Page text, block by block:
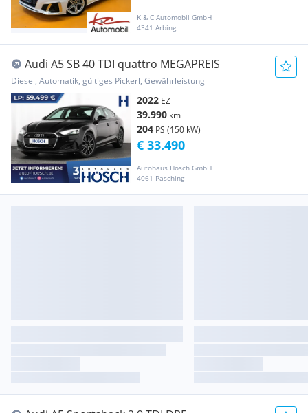
K & C Automobil GmbH
4341 Arbing
Audi A5 SB 40 TDI quattro MEGAPREIS
Diesel, Automatik, gültiges Pickerl, Gewährleistung
2022 EZ
39.990 km
204 PS (150 kW)
Autohaus Hösch GmbH
4061 Pasching
€ 33.490